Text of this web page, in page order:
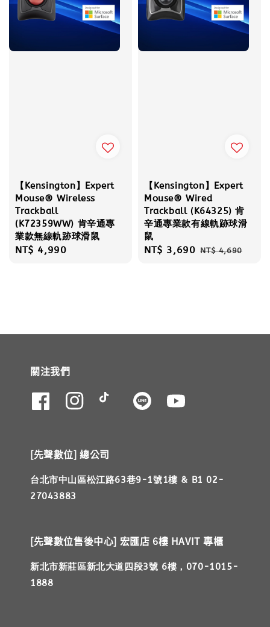
【Kensington】Expert
Mouse® Wireless
Trackball
(K72359WW) 肯辛通專
業款無線軌跡球滑鼠
Regular
NT$ 4,990
【Kensington】Expert
Mouse® Wired
Trackball (K64325) 肯
辛通專業款有線軌跡球滑
鼠
Sale
NT$ 3,690 Regular
NT$ 4,690
關注我們
[先聲數位] 總公司
台北市中山區松江路63巷9-1號1樓 & B1 02-
27043883
[先聲數位售後中心] 宏匯店 6樓 HAVIT 專櫃
新北市新莊區新北大道四段3號 6樓，070-1015-
1888